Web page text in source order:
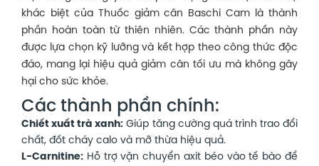
khác biệt của
Thuốc giảm cân Baschi Cam là thành
phần hoàn toàn từ thiên nhiên. Các thành phần này
được lựa chọn kỹ lưỡng và kết hợp theo công thức độc
đáo, mang lại hiệu quả giảm cân tối ưu mà không gây
hại cho sức khỏe.
Các thành phần chính:
Chiết xuất trà xanh: Giúp tăng cường quá trình trao đổi
chất, đốt cháy calo và mỡ thừa hiệu quả.
L-Carnitine: Hỗ trợ vận chuyển axit béo vào tế bào để